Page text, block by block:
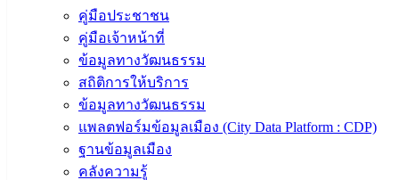
คู่มือประชาชน
คู่มือเจ้าหน้าที่
ข้อมูลทางวัฒนธรรม
สถิติการให้บริการ
ข้อมูลทางวัฒนธรรม
แพลตฟอร์มข้อมูลเมือง (City Data Platform : CDP)
ฐานข้อมูลเมือง
คลังความรู้
ผู้บริหาร
และ
หัวหน้า
ส่วน
ราชการ
สภา
เทศบาล